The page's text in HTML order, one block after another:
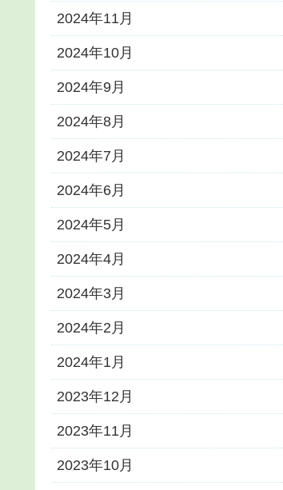
2024年11月
2024年10月
2024年9月
2024年8月
2024年7月
2024年6月
2024年5月
2024年4月
2024年3月
2024年2月
2024年1月
2023年12月
2023年11月
2023年10月